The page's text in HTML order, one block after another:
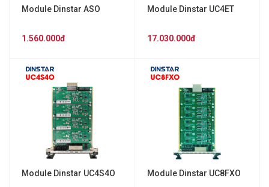
Module Dinstar ASO
1.560.000đ
Module Dinstar UC4ET
17.030.000đ
Module Dinstar UC4S4O Module Dinstar UC8FXO